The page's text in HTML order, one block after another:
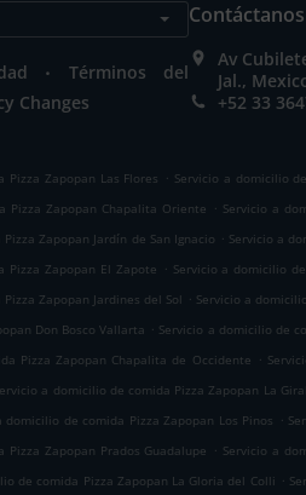
.
Términos del
Changes
Contáctanos
Av
Jal.,
+52 33
Zapopan Las Flores . Servicio a domicilio
Pizza Zapopan Chapalita Oriente . Servicio a
Zapopan Jardín de San Ignacio . Servicio a
Pizza Zapopan El Zapote . Servicio a domicilio
Zapopan Jardines del Sol . Servicio a
Don Bosco Vallarta . Servicio a domicilio de
Pizza Zapopan Chapalita de Occidente .
a domicilio de comida Pizza Zapopan La
domicilio de comida Pizza Zapopan Los Pinos .
Zapopan Prados Guadalupe . Servicio a
de comida Pizza Zapopan La Gloria del Colli .